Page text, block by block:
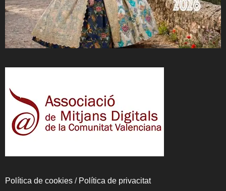
Política de cookies / Política de privacitat